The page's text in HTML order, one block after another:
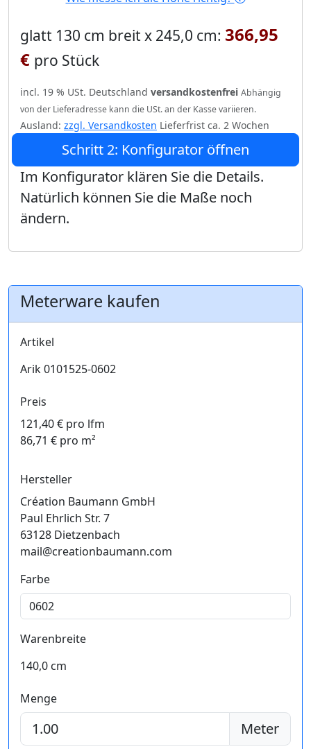
glatt 130 cm breit x 245,0 cm: 366,95
€ pro Stück
incl. 19 % USt. Deutschland versandkostenfrei Abhängig
von der Lieferadresse kann die USt. an der Kasse variieren.
Ausland: zzgl. Versandkosten Lieferfrist ca. 2 Wochen
Schritt 2: Konfigurator öffnen
Im Konfigurator klären Sie die Details.
Natürlich können Sie die Maße noch
ändern.
Meterware kaufen
Artikel
Arik 0101525-0602
Preis
121,40 € pro lfm
86,71 € pro m²
Hersteller
Création Baumann GmbH
Paul Ehrlich Str. 7
63128 Dietzenbach
mail@creationbaumann.com
Farbe
Warenbreite
140,0 cm
Menge
Meter